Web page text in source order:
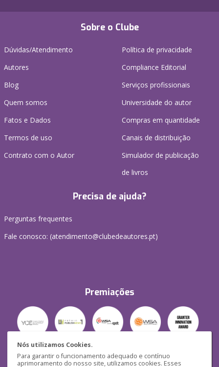
Nós utilizamos Cookies.
Para garantir o funcionamento adequado e contínuo
aprimoramento do nosso site, utilizamos cookies. Esses
Sobre o Clube
Dúvidas/Atendimento
Autores
Blog
Quem somos
Fatos e Dados
Termos de uso
Contrato com o Autor
Política de privacidade
Compliance Editorial
Serviços profissionais
Universidade do autor
Compras em quantidade
Canais de distribuição
Simulador de publicação
de livros
Precisa de ajuda?
Perguntas frequentes
Fale conosco: (atendimento@clubedeautores.pt)
Premiações
Segurança